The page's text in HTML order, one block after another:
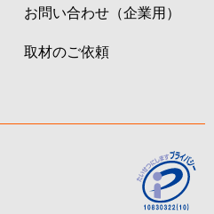
お問い合わせ（企業用）
取材のご依頼